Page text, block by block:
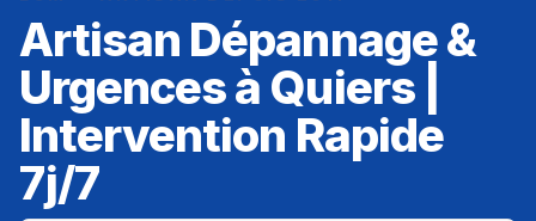
Artisan Dépannage &
Urgences à Quiers |
Intervention Rapide
7j/7